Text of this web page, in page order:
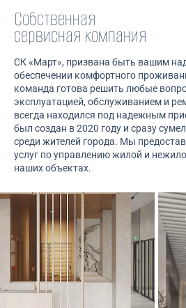
Собственная
сервисная компания
СК «Март», призвана быть вашим
обеспечении комфортного
команда готова решить любые
эксплуатацией, обслуживанием и
всегда находился под надежным
был создан в 2020 году и сразу
среди жителей города. Мы
услуг по управлению жилой и
наших объектах.